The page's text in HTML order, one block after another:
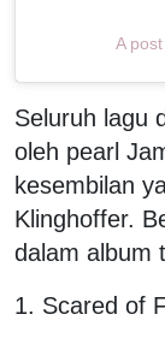
A
Seluruh lagu
oleh pearl
kesembilan
Klinghoffer.
dalam album
1. Scared of